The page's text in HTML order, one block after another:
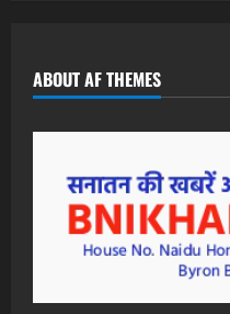
ABOUT AF THEMES